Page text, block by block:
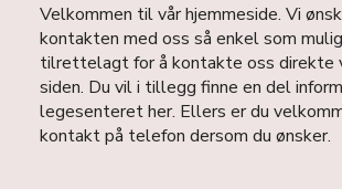
Velkommen til vår hjemmeside. Vi
kontakten med oss så enkel som
tilrettelagt for å kontakte oss direkte
siden. Du vil i tillegg finne en del
legesenteret her. Ellers er du
kontakt på telefon dersom du ønsker.